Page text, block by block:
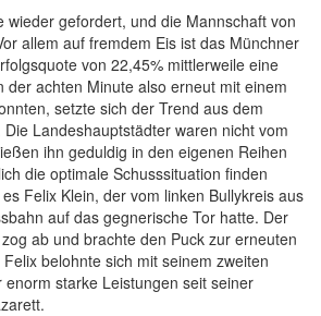
wieder gefordert, und die Mannschaft von
allem auf fremdem Eis ist das Münchner
von 22,45% mittlerweile eine
der achten Minute also erneut mit einem
setzte sich der Trend aus dem
Landeshauptstädter waren nicht vom
ihn geduldig in den eigenen Reihen
die optimale Schusssituation finden
Felix Klein, der vom linken Bullykreis aus
auf das gegnerische Tor hatte. Der
ab und brachte den Puck zur erneuten
belohnte sich mit seinem zweiten
starke Leistungen seit seiner